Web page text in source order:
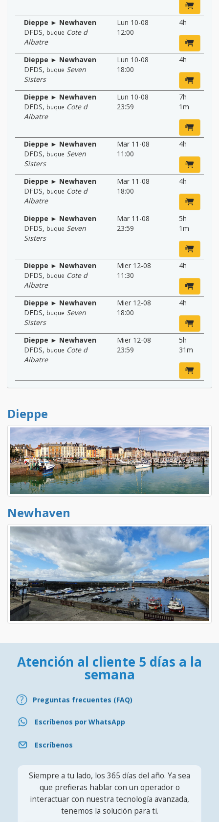
Dieppe ► Newhaven
DFDS, buque Cote d
Albatre
Lun 10-08
12:00
4h
Dieppe ► Newhaven
DFDS, buque Seven
Sisters
Lun 10-08
18:00
4h
Dieppe ► Newhaven
DFDS, buque Cote d
Albatre
Lun 10-08
23:59
7h
1m
Dieppe ► Newhaven
DFDS, buque Seven
Sisters
Mar 11-08
11:00
4h
Dieppe ► Newhaven
DFDS, buque Cote d
Albatre
Mar 11-08
18:00
4h
Dieppe ► Newhaven
DFDS, buque Seven
Sisters
Mar 11-08
23:59
5h
1m
Dieppe ► Newhaven
DFDS, buque Cote d
Albatre
Mier 12-08
11:30
4h
Dieppe ► Newhaven
DFDS, buque Seven
Sisters
Mier 12-08
18:00
4h
Dieppe ► Newhaven
DFDS, buque Cote d
Albatre
Mier 12-08
23:59
5h
31m
Dieppe
Newhaven
Atención al cliente 5 días a la
semana
Preguntas frecuentes (FAQ)
Escríbenos por WhatsApp
Escríbenos
Siempre a tu lado, los 365 días del año. Ya sea
que prefieras hablar con un operador o
interactuar con nuestra tecnología avanzada,
tenemos la solución para ti.